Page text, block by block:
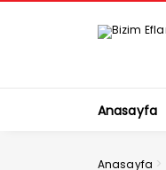
Anasayfa
Anasayfa >